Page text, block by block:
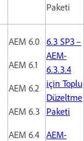
Paketi
AEM 6.0
AEM 6.1
AEM 6.2
AEM 6.3
AEM 6.4
6.3 SP3 –
AEM-
6.3.3.4
için Toplu
Düzeltme
Paketi
AEM-